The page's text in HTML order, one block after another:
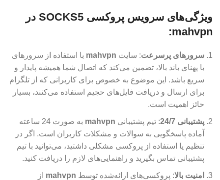
ویژگی‌های سرویس پروکسی SOCKS5 در
mahvpn:
سرورهای پرسرعت: سایت mahvpn با استفاده از سرورهای
با پهنای باند بالا، تضمین می‌کند که اتصال شما همیشه پایدار و
سریع باشد. این موضوع به خصوص برای کاربرانی که از تلگرام
برای ارسال و دریافت فایل‌های حجیم استفاده می‌کنند، بسیار
حائز اهمیت است.
پشتیبانی 24/7 : تیم پشتیبانی mahvpn
به صورت 24 ساعته
آماده پاسخگویی به سوالات و مشکلات کاربران است. اگر در
تنظیم یا استفاده از پروکسی مشکلی داشتید، می‌توانید با تیم
پشتیبانی تماس بگیرید و راهنمایی‌های لازم را دریافت کنید.
امنیت بالا: پروکسی‌های ارائه‌شده توسط mahvpn از